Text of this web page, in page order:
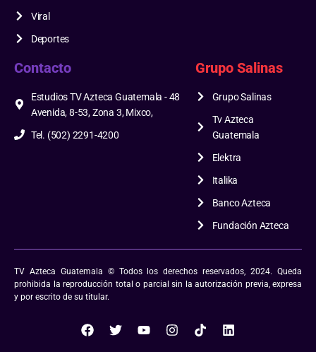
Viral
Deportes
Contacto
Estudios TV Azteca Guatemala - 48
Avenida, 8-53, Zona 3, Mixco,
Tel. (502) 2291-4200
Grupo Salinas
Grupo Salinas
Tv Azteca
Guatemala
Elektra
Italika
Banco Azteca
Fundación Azteca
TV Azteca Guatemala © Todos los derechos reservados, 2024. Queda
prohibida la reproducción total o parcial sin la autorización previa, expresa
y por escrito de su titular.